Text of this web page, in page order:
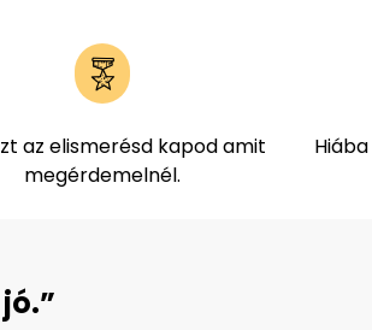
az elismerésd kapod amit
megérdemelnél.